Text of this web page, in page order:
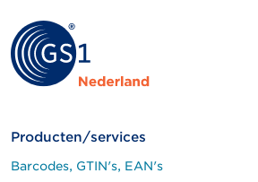
Producten/services
Barcodes, GTIN's, EAN's